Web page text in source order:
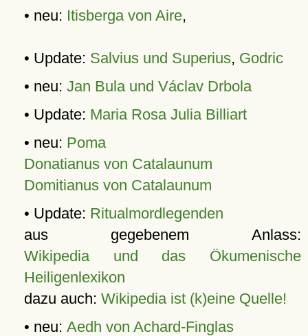
• neu: Itisberga von Aire,
• Update: Salvius und Superius, Godric
• neu: Jan Bula und Václav Drbola
• Update: Maria Rosa Julia Billiart
• neu: Poma
Donatianus von Catalaunum
Domitianus von Catalaunum
• Update: Ritualmordlegenden
aus gegebenem Anlass:
Wikipedia und das Ökumenische
Heiligenlexikon
dazu auch: Wikipedia ist (k)eine Quelle!
• neu: Aedh von Achard-Finglas